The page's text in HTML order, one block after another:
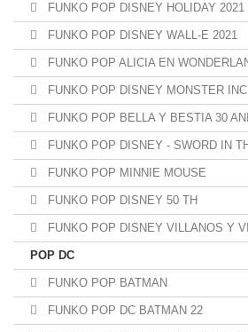
FUNKO POP DISNEY HOLIDAY 2021
FUNKO POP DISNEY WALL-E 2021
FUNKO POP ALICIA EN
FUNKO POP DISNEY MONSTER INC
FUNKO POP BELLA Y BESTIA 30
FUNKO POP DISNEY - SWORD IN
FUNKO POP MINNIE MOUSE
FUNKO POP DISNEY 50 TH
FUNKO POP DISNEY VILLANOS Y
POP DC
FUNKO POP BATMAN
FUNKO POP DC BATMAN 22